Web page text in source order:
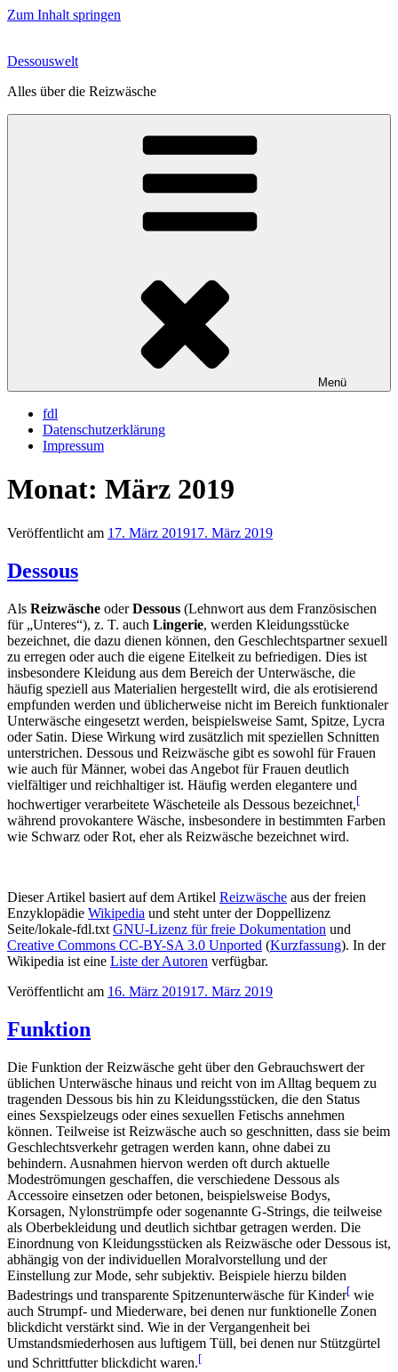
Zum Inhalt springen
Dessouswelt
Alles über die Reizwäsche
Menü
fdl
Datenschutzerklärung
Impressum
Monat: März 2019
Veröffentlicht am 17. März 201917. März 2019
Dessous
Als Reizwäsche oderDessous (Lehnwort aus dem Französischen
für „Unteres“), z. T. auch Lingerie, werden Kleidungsstücke
bezeichnet, die dazu dienen können, den Geschlechtspartner sexuell
zu erregen oder auch die eigene Eitelkeit zu befriedigen. Dies ist
insbesondere Kleidung aus dem Bereich der Unterwäsche, die
häufig speziell aus Materialien hergestellt wird, die als erotisierend
empfunden werden und üblicherweise nicht im Bereich funktionaler
Unterwäsche eingesetzt werden, beispielsweise Samt, Spitze, Lycra
oder Satin. Diese Wirkung wird zusätzlich mit speziellen Schnitten
unterstrichen. Dessous und Reizwäsche gibt es sowohl für Frauen
wie auch für Männer, wobei das Angebot für Frauen deutlich
vielfältiger und reichhaltiger ist. Häufig werden elegantere und
hochwertiger verarbeitete Wäscheteile als Dessous bezeichnet,[
während provokantere Wäsche, insbesondere in bestimmten Farben
wie Schwarz oder Rot, eher als Reizwäsche bezeichnet wird.
Dieser Artikel basiert auf dem Artikel Reizwäsche aus der freien
Enzyklopädie Wikipedia und steht unter der Doppellizenz
Seite/lokale-fdl.txt GNU-Lizenz für freie Dokumentation und
Creative Commons CC-BY-SA 3.0 Unported (Kurzfassung). In der
Wikipedia ist eine Liste der Autoren verfügbar.
Veröffentlicht am 16. März 201917. März 2019
Funktion
Die Funktion der Reizwäsche geht über den Gebrauchswert der
üblichen Unterwäsche hinaus und reicht von im Alltag bequem zu
tragenden Dessous bis hin zu Kleidungsstücken, die den Status
eines Sexspielzeugs oder eines sexuellen Fetischs annehmen
können. Teilweise ist Reizwäsche auch so geschnitten, dass sie beim
Geschlechtsverkehr getragen werden kann, ohne dabei zu
behindern. Ausnahmen hiervon werden oft durch aktuelle
Modeströmungen geschaffen, die verschiedene Dessous als
Accessoire einsetzen oder betonen, beispielsweise Bodys,
Korsagen, Nylonstrümpfe oder sogenannte G-Strings, die teilweise
als Oberbekleidung und deutlich sichtbar getragen werden. Die
Einordnung von Kleidungsstücken als Reizwäsche oder Dessous ist,
abhängig von der individuellen Moralvorstellung und der
Einstellung zur Mode, sehr subjektiv. Beispiele hierzu bilden
Badestrings und transparente Spitzenunterwäsche für Kinder[ wie
auch Strumpf- und Miederware, bei denen nur funktionelle Zonen
blickdicht verstärkt sind. Wie in der Vergangenheit bei
Umstandsmiederhosen aus luftigem Tüll, bei denen nur Stützgürtel
und Schrittfutter blickdicht waren.[